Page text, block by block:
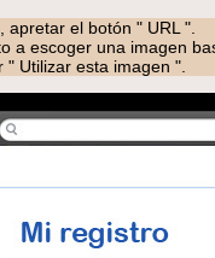
el botón " URL ".
a escoger una imagen
Utilizar esta imagen ".